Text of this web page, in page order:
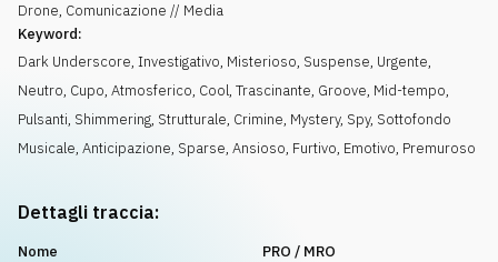
Drone, Comunicazione // Media
Keyword:
Dark Underscore, Investigativo, Misterioso, Suspense, Urgente,
Neutro, Cupo, Atmosferico, Cool, Trascinante, Groove, Mid-tempo,
Pulsanti, Shimmering, Strutturale, Crimine, Mystery, Spy, Sottofondo
Musicale, Anticipazione, Sparse, Ansioso, Furtivo, Emotivo, Premuroso
Dettagli traccia:
Nome
PRO / MRO